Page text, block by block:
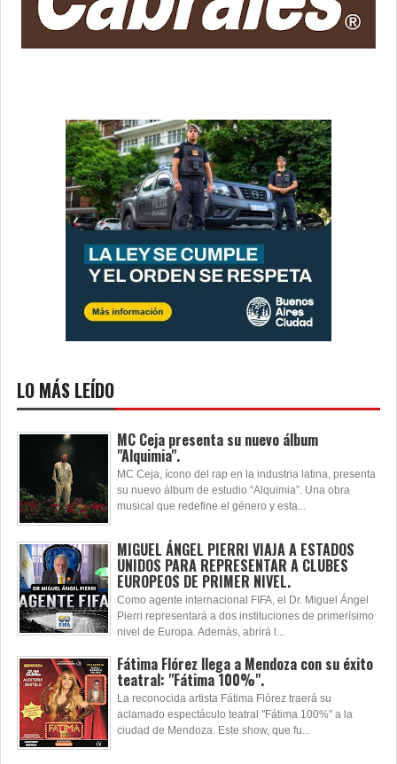
LO MÁS LEÍDO
MC Ceja presenta su nuevo álbum
"Alquimia".
MC Ceja, ícono del rap en la industria latina, presenta
su nuevo álbum de estudio “Alquimia”. Una obra
musical que redefine el género y esta...
MIGUEL ÁNGEL PIERRI VIAJA A ESTADOS
UNIDOS PARA REPRESENTAR A CLUBES
EUROPEOS DE PRIMER NIVEL.
Como agente internacional FIFA, el Dr. Miguel Ángel
Pierri representará a dos instituciones de primerísimo
nivel de Europa. Además, abrirá l...
Fátima Flórez llega a Mendoza con su éxito
teatral: "Fátima 100%".
La reconocida artista Fátima Flórez traerá su
aclamado espectáculo teatral "Fátima 100%" a la
ciudad de Mendoza. Este show, que fu...